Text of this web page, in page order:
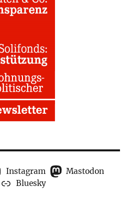
Instagram
Mastodon
Bluesky